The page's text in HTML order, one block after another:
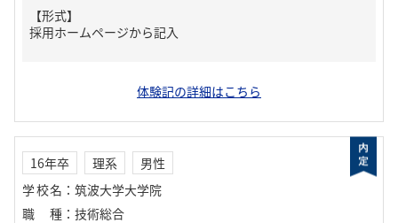
【形式】
採用ホームページから記入
体験記の詳細はこちら
16年卒 理系
男性
学校名 ： 筑波大学大学院
職種 ： 技術総合